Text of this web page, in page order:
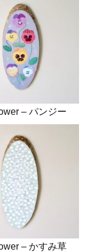
– パンジー
– かすみ草